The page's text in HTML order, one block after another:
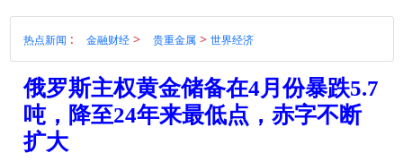
热点新闻 : 金融财经> 贵重金属 > 世界经济
俄罗斯主权黄金储备在4月份暴跌5.7
吨，降至24年来最低点，赤字不断
扩大